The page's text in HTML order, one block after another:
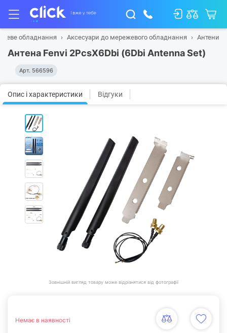
обладнання Аксесуари до мережевого обладнання Антени
Антена Fenvi 2PcsX6Dbi (6Dbi Antenna Set)
Арт. 566596
Опис і характеристики Відгуки
Зовнішній вигляд товару може відрізнятися від фотографії
Немає в наявності